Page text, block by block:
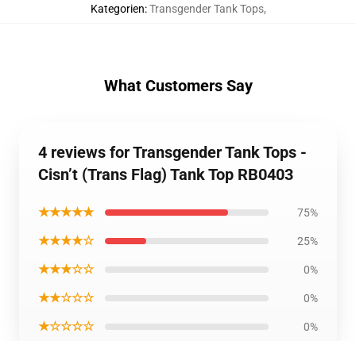
Kategorien:Transgender Tank Tops,
What Customers Say
4 reviews for Transgender Tank Tops -
Cisn’t (Trans Flag) Tank Top RB0403
★★★★★ 75%
★★★★☆ 25%
★★★☆☆ 0%
★★☆☆☆ 0%
★☆☆☆☆ 0%